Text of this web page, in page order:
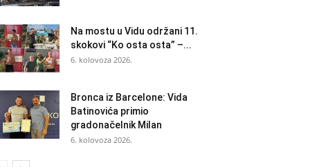
Na mostu u Vidu održani 11.
skokovi “Ko osta osta” –...
6. kolovoza 2026.
Bronca iz Barcelone: Vida
Batinovića primio
gradonačelnik Milan
6. kolovoza 2026.